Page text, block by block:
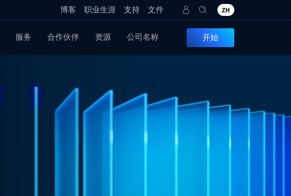
博客 职业生涯 支持 文件 ZH
服务 合作伙伴 资源 公司名称 开始